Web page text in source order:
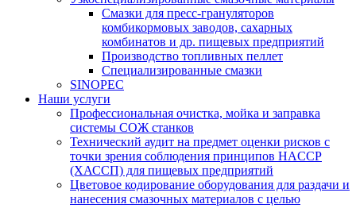
Смазки для пресс-грануляторов
комбикормовых заводов, сахарных
комбинатов и др. пищевых предприятий
Производство топливных пеллет
Специализированные смазки
SINOPEC
Наши услуги
Профессиональная очистка, мойка и заправка
системы СОЖ станков
Технический аудит на предмет оценки рисков с
точки зрения соблюдения принципов HACCP
(ХАССП) для пищевых предприятий
Цветовое кодирование оборудования для раздачи и
нанесения смазочных материалов с целью